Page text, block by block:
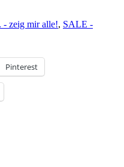
zeig mir alle!, SALE -
Pinterest